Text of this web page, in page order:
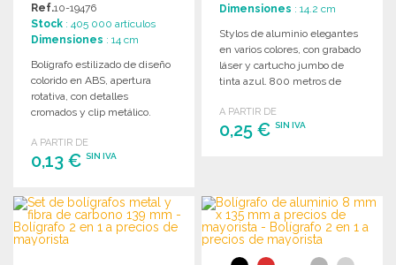
Ref.10-19476
Stock : 405 000 artículos
Dimensiones : 14 cm
Bolígrafo estilizado de diseño
colorido en ABS, apertura
rotativa, con detalles
cromados y clip metálico.
escritura.
A PARTIR DE
0,13 € SIN IVA
PEDIR
Solicitar un presupuesto
Dimensiones : 14.2 cm
Stylos de aluminio elegantes
en varios colores, con grabado
láser y cartucho jumbo de
tinta azul. 800 metros de
A PARTIR DE
0,25 €SIN IVA
Solicitar un presupuesto